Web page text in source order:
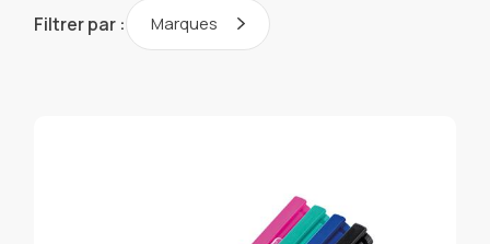
Filtrer par : Marques